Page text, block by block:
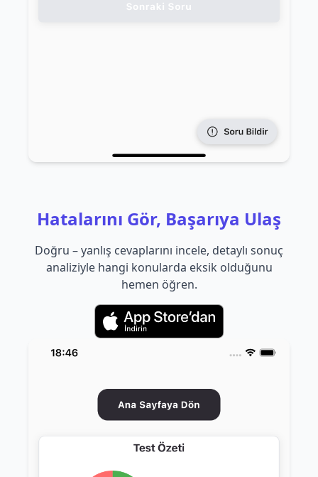
Hatalarını Gör, Başarıya Ulaş
Doğru – yanlış cevaplarını incele, detaylı sonuç
analiziyle hangi konularda eksik olduğunu
hemen öğren.